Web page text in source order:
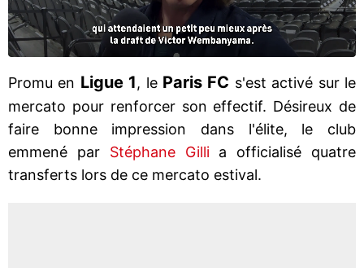
Promu en Ligue 1, le Paris FC s'est activé sur le
mercato pour renforcer son effectif. Désireux de
faire bonne impression dans l'élite, le club
emmené par Stéphane Gillia officialisé quatre
transferts lors de ce mercato estival.